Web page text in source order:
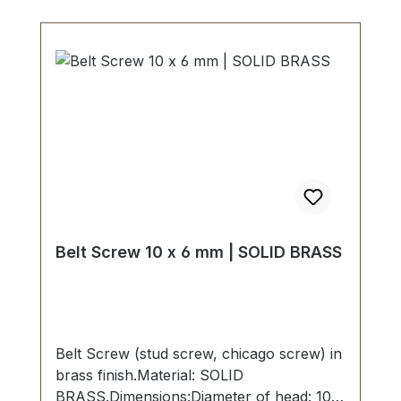
Belt Screw 10 x 6 mm | SOLID BRASS
Belt Screw (stud screw, chicago screw) in
brass finish.Material: SOLID
BRASS.Dimensions:Diameter of head: 10